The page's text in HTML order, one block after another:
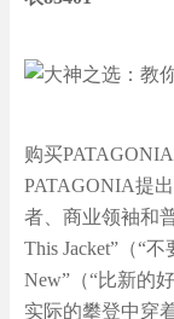
购买
PATAGONIA提
者、商业领袖和
This Jacket”（“
New”（“比新的
实际的攀登中穿